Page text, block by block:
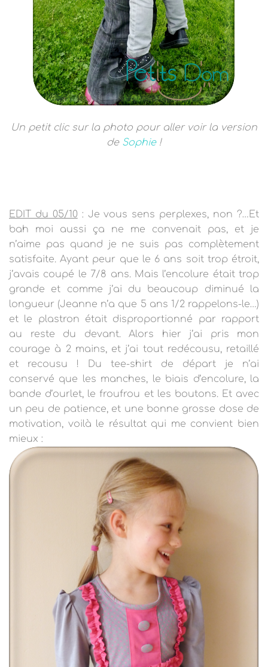
Un petit clic sur la photo pour aller voir la version
de Sophie!
EDIT du 05/10: Je vous sens perplexes, non ?…Et
bah moi aussi ça ne me convenait pas, et je
n’aime pas quand je ne suis pas complètement
satisfaite. Ayant peur que le 6 ans soit trop étroit,
j’avais coupé le 7/8 ans. Mais l’encolure était trop
grande et comme j’ai du beaucoup diminué la
longueur (Jeanne n’a que 5 ans 1/2 rappelons-le…)
et le plastron était disproportionné par rapport
au reste du devant. Alors hier j’ai pris mon
courage à 2 mains, et j’ai tout redécousu, retaillé
et recousu ! Du tee-shirt de départ je n’ai
conservé que les manches, le biais d’encolure, la
bande d’ourlet, le froufrou et les boutons. Et avec
un peu de patience, et une bonne grosse dose de
motivation, voilà le résultat qui me convient bien
mieux :